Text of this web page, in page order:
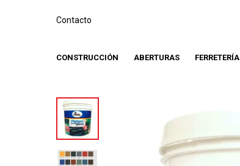
CONSTRUCCIÓN ABERTURAS FERRETERÍA
Contacto